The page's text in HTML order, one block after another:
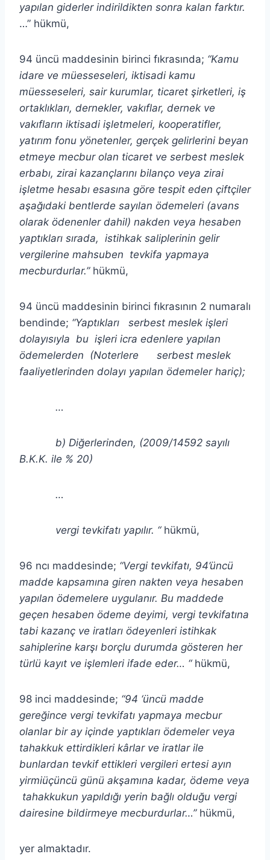
yapılan giderler indirildikten sonra kalan farktır.
…” hükmü,
94 üncü maddesinin birinci fıkrasında; “Kamu
idare ve müesseseleri, iktisadi kamu
müesseseleri, sair kurumlar, ticaret şirketleri, iş
ortaklıkları, dernekler, vakıflar, dernek ve
vakıfların iktisadi işletmeleri, kooperatifler,
yatırım fonu yönetenler, gerçek gelirlerini beyan
etmeye mecbur olan ticaret ve serbest meslek
erbabı, zirai kazançlarını bilanço veya zirai
işletme hesabı esasına göre tespit eden çiftçiler
aşağıdaki bentlerde sayılan ödemeleri (avans
olarak ödenenler dahil) nakden veya hesaben
yaptıkları sırada, istihkak saliplerinin gelir
vergilerine mahsuben tevkifa yapmaya
mecburdurlar.”hükmü,
94 üncü maddesinin birinci fıkrasının 2 numaralı
bendinde; “Yaptıkları serbest meslek işleri
dolayısıyla bu işleri icra edenlere yapılan
ödemelerden (Noterlere serbest meslek
faaliyetlerinden dolayı yapılan ödemeler hariç);
…
b) Diğerlerinden, (2009/14592 sayılı
B.K.K. ile % 20)
…
vergi tevkifatı yapılır. “hükmü,
96 ncı maddesinde; “Vergi tevkifatı, 94’üncü
madde kapsamına giren nakten veya hesaben
yapılan ödemelere uygulanır. Bu maddede
geçen hesaben ödeme deyimi, vergi tevkifatına
tabi kazanç ve iratları ödeyenleri istihkak
sahiplerine karşı borçlu durumda gösteren her
türlü kayıt ve işlemleri ifade eder… “hükmü,
98 inci maddesinde; “94 ‘üncü madde
gereğince vergi tevkifatı yapmaya mecbur
olanlar bir ay içinde yaptıkları ödemeler veya
tahakkuk ettirdikleri kârlar ve iratlar ile
bunlardan tevkif ettikleri vergileri ertesi ayın
yirmiüçüncü günü akşamına kadar, ödeme veya
tahakkukun yapıldığı yerin bağlı olduğu vergi
dairesine bildirmeye mecburdurlar…” hükmü,
yer almaktadır.